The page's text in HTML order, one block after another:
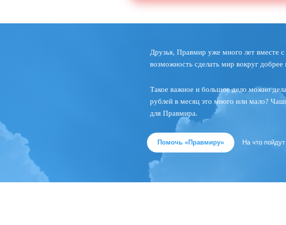
Друзья, Правмир уже много лет вместе
возможность сделать мир вокруг добрее
Такое важное и большое дело можно
рублей в месяц это много или мало?
для Правмира.
Помочь «Правмиру» На что